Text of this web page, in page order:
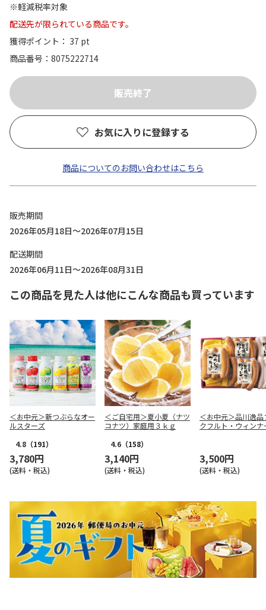
※軽減税率対象
配送先が限られている商品です。
獲得ポイント： 37 pt
商品番号
8075222714
お気に入りに登録する
商品についてのお問い合わせはこちら
販売期間
2026年05月18日～2026年07月15日
配送期間
2026年06月11日～2026年08月31日
この商品を見た人は他にこんな商品も買っています
＜お中元＞新つぶらなオー
ルスターズ
4.8 （191）
3,780円
(送料・税込)
＜ご自宅用＞夏小夏（ナツ
コナツ）家庭用３ｋｇ
4.6 （158）
3,140円
(送料・税込)
＜お中元＞品川逸品
クフルト・ウィンナ
3,500円
(送料・税込)